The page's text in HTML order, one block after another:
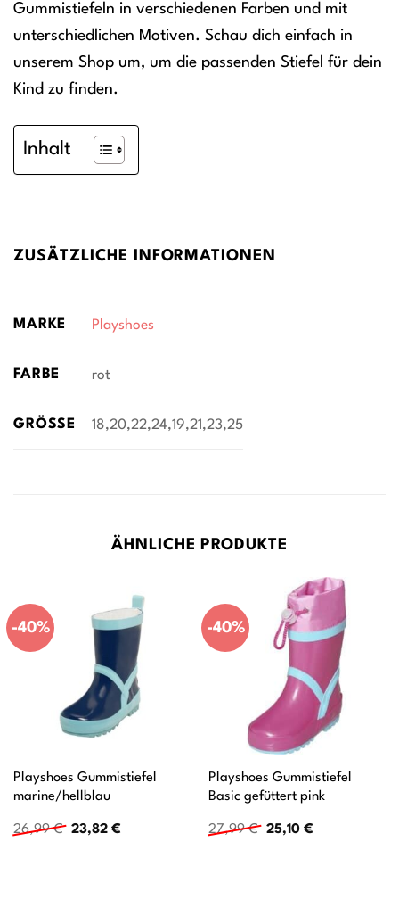
Gummistiefeln in verschiedenen Farben und mit
unterschiedlichen Motiven. Schau dich einfach in
unserem Shop um, um die passenden Stiefel für dein
Kind zu finden.
Inhalt
ZUSÄTZLICHE INFORMATIONEN
MARKE Playshoes
FARBE rot
GRÖSSE 18,20,22,24,19,21,23,25
ÄHNLICHE PRODUKTE
-40%
Playshoes Gummistiefel
marine/hellblau
26,99€ Ursprünglicher
23,82 €Aktueller
-40%
Playshoes Gummistiefel
Basic gefüttert pink
27,99€ Ursprünglicher
25,10 €Aktueller